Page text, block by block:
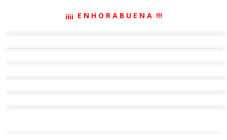
¡¡¡¡ E N H O R A B U E N A !!!